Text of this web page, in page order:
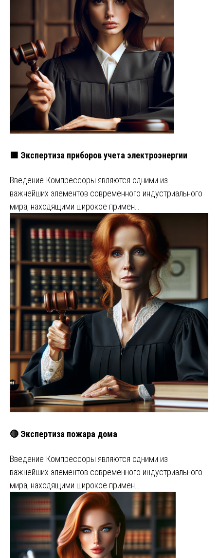
🟥 Экспертиза приборов учета электроэнергии
Введение Компрессоры являются одними из
важнейших элементов современного индустриального
мира, находящими широкое примен…
🔴 Экспертиза пожара дома
Введение Компрессоры являются одними из
важнейших элементов современного индустриального
мира, находящими широкое примен…